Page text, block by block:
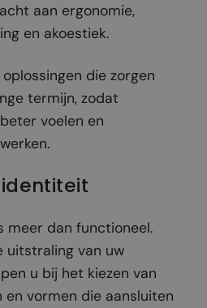
aan ergonomie,
en akoestiek.
die zorgen
termijn, zodat
voelen en
meer dan functioneel.
uitstraling van uw
u bij het kiezen van
en vormen die aansluiten